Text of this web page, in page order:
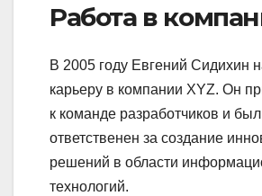
Работа в
В 2005 году Евгений Сидихин
карьеру в компании XYZ. Он
к команде разработчиков и был
ответственен за создание
решений в области
технологий.